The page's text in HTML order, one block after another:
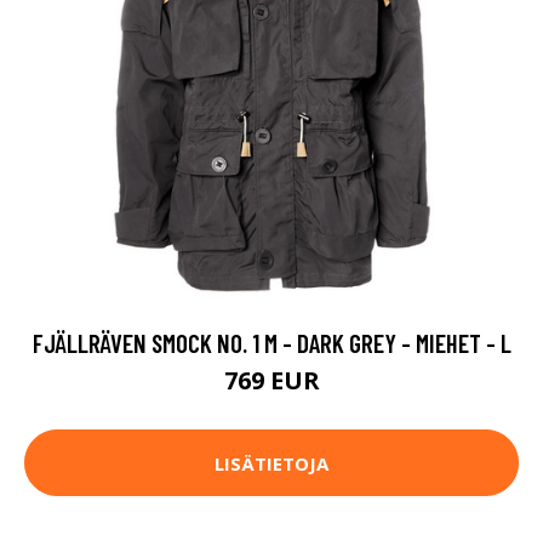
FJÄLLRÄVEN SMOCK NO. 1 M - DARK GREY - MIEHET - L
769 EUR
LISÄTIETOJA